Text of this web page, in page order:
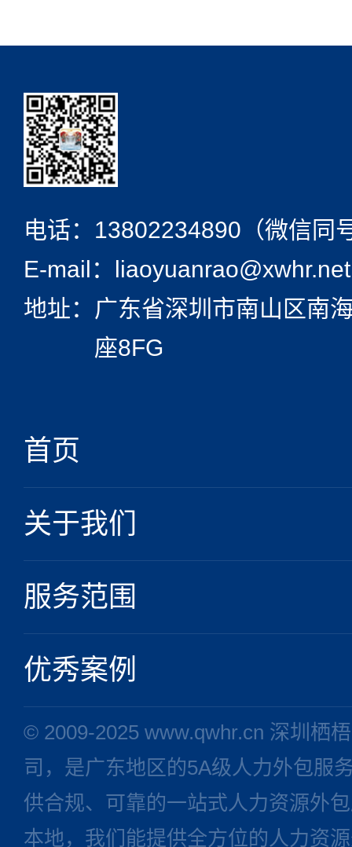
电话： 13802234890（微信同
E-mail：liaoyuanrao@xwhr.net
地址： 广东省深圳市南山区南
座8FG
首页
关于我们
服务范围
优秀案例
© 2009-2025 www.qwhr.cn 深圳栖
司，是广东地区的5A级人力外包服
供合规、可靠的一站式人力资源外
本地，我们能提供全方位的人力资